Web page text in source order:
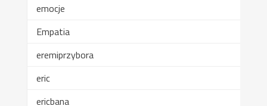
emocje
Empatia
eremiprzybora
eric
ericbana